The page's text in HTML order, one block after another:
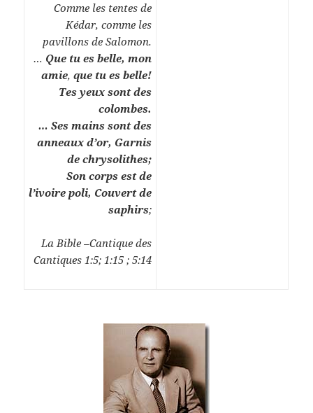
Comme les tentes de
Kédar, comme les
pavillons de Salomon.
… Que tu es belle, mon
amie, que tu es belle!
Tes yeux sont des
colombes.
… Ses mains sont des
anneaux d’or, Garnis
de chrysolithes;
Son corps est de
l’ivoire poli, Couvert de
saphirs;
La Bible –Cantique des
Cantiques 1:5; 1:15 ; 5:14